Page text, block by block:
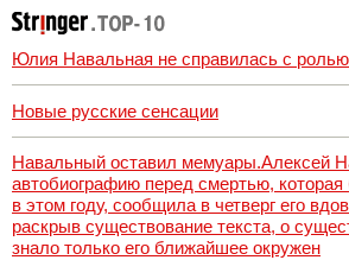
Юлия Навальная не справилась с
Новые русские сенсации
Навальный оставил мемуары.Алексей
автобиографию перед смертью, которая
в этом году, сообщила в четверг его
раскрыв существование текста, о
знало только его ближайшее окружен